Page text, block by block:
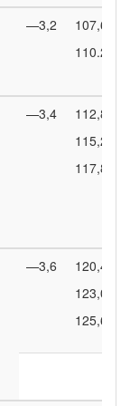
—3,2
107,6
110.2
—3,4
112,8
115,2
117,8
—3,6
120,4
123,0
125,6